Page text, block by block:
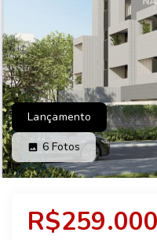
Lançamento
6 Fotos
R$259.000